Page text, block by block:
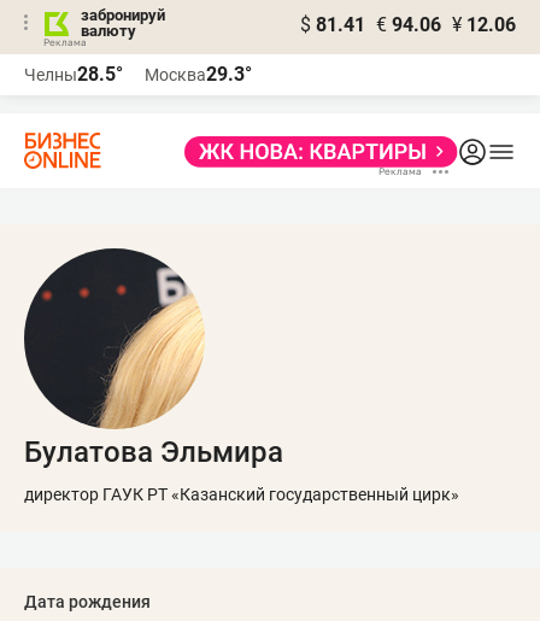
забронируй
валюту
$ 81.41 € 94.06 ¥ 12.06
Челны28.5° Москва29.3°
Булатова Эльмира
директор ГАУК РТ «Казанский государственный цирк»
Дата рождения